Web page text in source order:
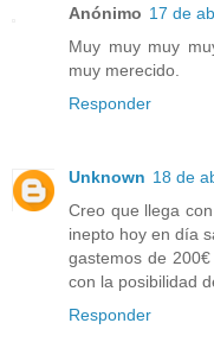
Anónimo 17 de
Muy muy muy
muy merecido.
Responder
Unknown 18 de
Creo que llega
inepto hoy en día
gastemos de
con la posibilidad
Responder